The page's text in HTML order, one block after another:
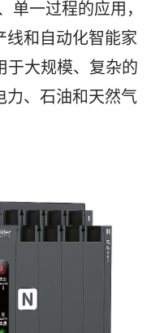
单一过程的应用，
线和自动化智能家
于大规模、复杂的
力、石油和天然气